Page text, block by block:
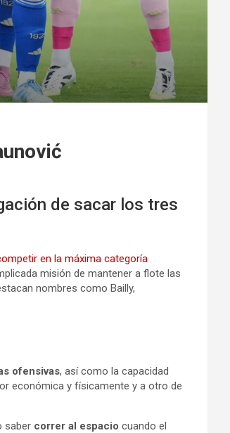
de sacar los tres
en la máxima categoría
misión de mantener a flote las
nombres como Bailly,
ofensivas, así como la capacidad
económica y físicamente y a otro de
saber correr al espacio cuando el